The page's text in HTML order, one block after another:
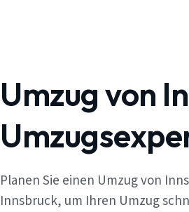
Umzug von
Planen Sie einen Umzug von
Innsbruck, um Ihren Umzug